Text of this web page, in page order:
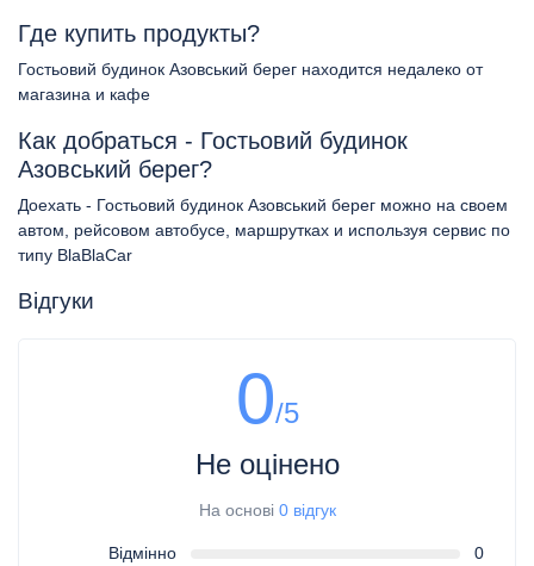
Где купить продукты?
Гостьовий будинок Азовський берег находится недалеко от
магазина и кафе
Как добраться - Гостьовий будинок
Азовський берег?
Доехать - Гостьовий будинок Азовський берег можно на своем
автом, рейсовом автобусе, маршрутках и используя сервис по
типу BlaBlaCar
Відгуки
0/5
Не оцінено
На основі 0 відгук
Відмінно 0